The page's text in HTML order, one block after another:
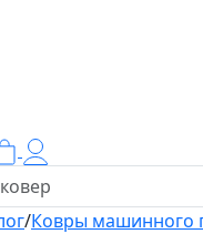
/Ковры машинного